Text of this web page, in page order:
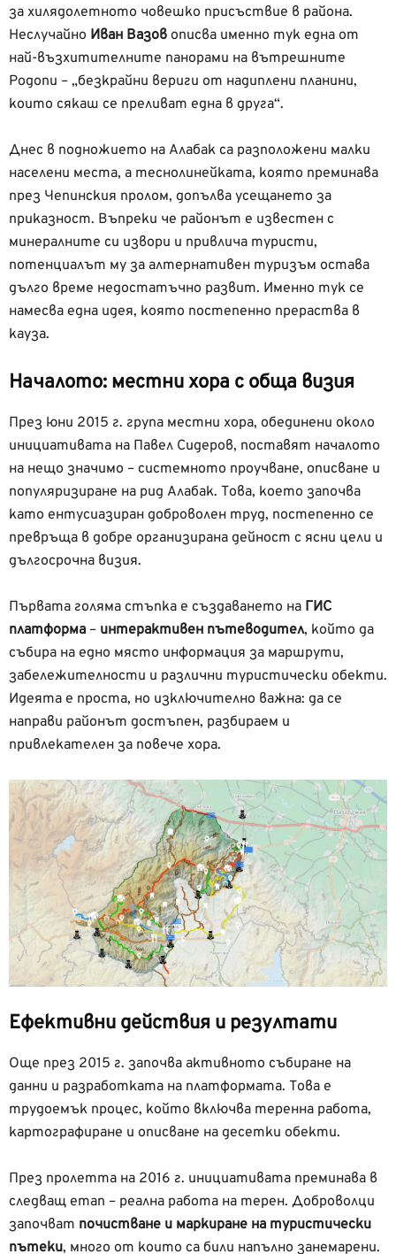
за хилядолетното човешко присъствие в района.
Неслучайно Иван Вазов описва именно тук една от
най-възхитителните панорами на вътрешните
Родопи – „безкрайни вериги от надиплени планини,
които сякаш се преливат една в друга“.
Днес в подножието на Алабак са разположени малки
населени места, а теснолинейката, която преминава
през Чепинския пролом, допълва усещането за
приказност. Въпреки че районът е известен с
минералните си извори и привлича туристи,
потенциалът му за алтернативен туризъм остава
дълго време недостатъчно развит. Именно тук се
намесва една идея, която постепенно прераства в
кауза.
Началото: местни хора с обща визия
През юни 2015 г. група местни хора, обединени около
инициативата на Павел Сидеров, поставят началото
на нещо значимо – системното проучване, описване и
популяризиране на рид Алабак. Това, което започва
като ентусиазиран доброволен труд, постепенно се
превръща в добре организирана дейност с ясни цели и
дългосрочна визия.
Първата голяма стъпка е създаването на ГИС
платформа – интерактивен пътеводител, който да
събира на едно място информация за маршрути,
забележителности и различни туристически обекти.
Идеята е проста, но изключително важна: да се
направи районът достъпен, разбираем и
привлекателен за повече хора.
Ефективни действия и резултати
Още през 2015 г. започва активното събиране на
данни и разработката на платформата. Това е
трудоемък процес, който включва теренна работа,
картографиране и описване на десетки обекти.
През пролетта на 2016 г. инициативата преминава в
следващ етап – реална работа на терен. Доброволци
започват почистване и маркиране на туристически
пътеки, много от които са били напълно занемарени.